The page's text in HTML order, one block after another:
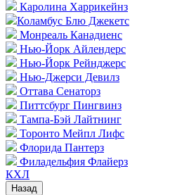
Каролина Харрикейнз
Коламбус Блю Джекетс
Монреаль Канадиенс
Нью-Йорк Айлендерс
Нью-Йорк Рейнджерс
Нью-Джерси Девилз
Оттава Сенаторз
Питтсбург Пингвинз
Тампа-Бэй Лайтнинг
Торонто Мейпл Лифс
Флорида Пантерз
Филадельфия Флайерз
КХЛ
Назад